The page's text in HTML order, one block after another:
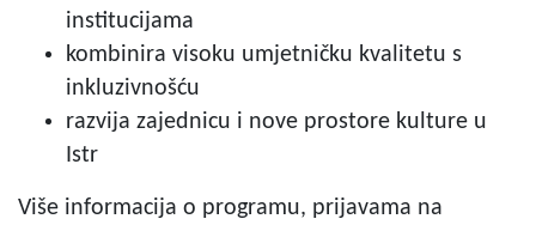
institucijama
kombinira visoku umjetničku kvalitetu s
inkluzivnošću
razvija zajednicu i nove prostore kulture u
Istr
Više informacija o programu, prijavama na